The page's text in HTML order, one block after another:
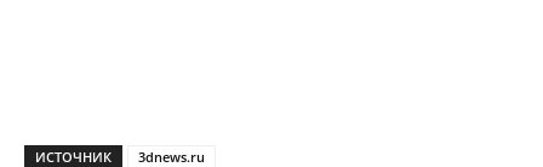
ИСТОЧНИК 3dnews.ru